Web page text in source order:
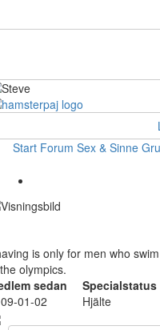
Start Forum Sex & Sinne
is only for men who swim
olympics.
sedan
Specialstatus
01-02
Hjälte